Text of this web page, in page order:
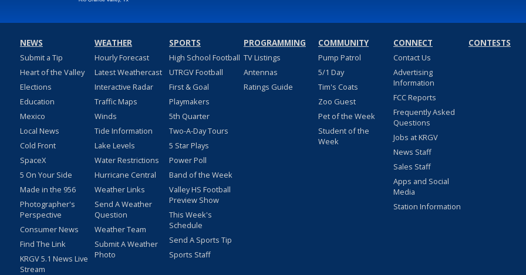
NEWS
Submit a Tip
Heart of the Valley
Elections
Education
Mexico
Local News
Cold Front
SpaceX
5 On Your Side
Made in the 956
Photographer's
Perspective
Consumer News
Find The Link
KRGV 5.1 News Live
Stream
WEATHER
Hourly Forecast
Latest Weathercast
Interactive Radar
Traffic Maps
Winds
Tide Information
Lake Levels
Water Restrictions
Hurricane Central
Weather Links
Send A Weather
Question
Weather Team
Submit A Weather
Photo
SPORTS
High School Football
UTRGV Football
First & Goal
Playmakers
5th Quarter
Two-A-Day Tours
5 Star Plays
Power Poll
Band of the Week
Valley HS Football
Preview Show
This Week's
Schedule
Send A Sports Tip
Sports Staff
PROGRAMMING
TV Listings
Antennas
Ratings Guide
COMMUNITY
Pump Patrol
5/1 Day
Tim's Coats
Zoo Guest
Pet of the Week
Student of the
Week
CONNECT
Contact Us
Advertising
Information
FCC Reports
Frequently Asked
Questions
Jobs at KRGV
News Staff
Sales Staff
Apps and Social
Media
Station Information
CONTESTS